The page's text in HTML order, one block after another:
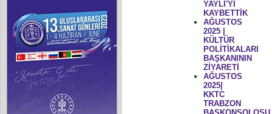
YAYLI'YI
KAYBETTİK
AĞUSTOS
2025 |
KÜLTÜR
POLİTİKALARI
BAŞKANININ
ZİYARETİ
AĞUSTOS
2025|
KKTC
TRABZON